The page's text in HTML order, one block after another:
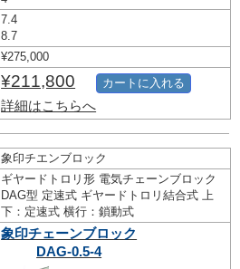
7.4
8.7
¥275,000
¥211,800
詳細はこちらへ
カートに入れる
象印チエンブロック
ギヤードトロリ形 電気チェーンブロック
DAG型 定速式 ギヤードトロリ結合式 上
下：定速式 横行：鎖動式
象印チェーンブロック
DAG-0.5-4